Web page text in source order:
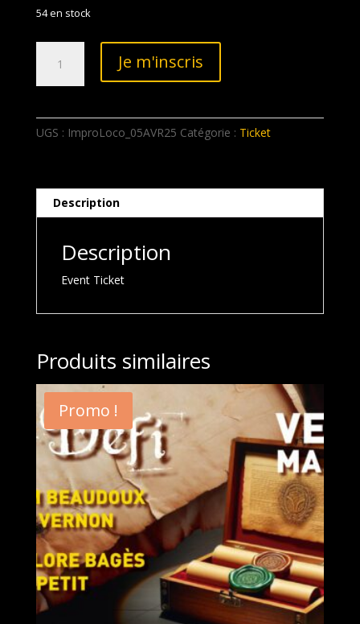
54 en stock
Ticket:
Je m'inscris
UGS : ImproLoco_05AVR25 Catégorie : Ticket
Description
Description
Event Ticket
Produits similaires
Promo !